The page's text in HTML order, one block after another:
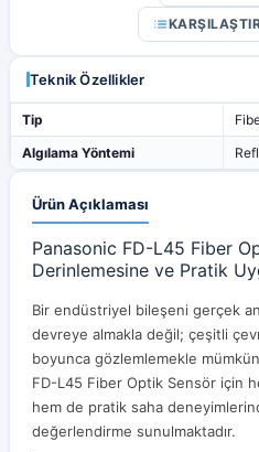
Teknik Özellikler
Tip
Algılama Yöntemi
Ürün Açıklaması
Panasonic FD-L45 Fiber
Derinlemesine ve Pratik
Bir endüstriyel bileşeni gerçek
devreye almakla değil; çeşitli
boyunca gözlemlemekle
FD-L45 Fiber Optik Sensör için
hem de pratik saha
değerlendirme sunulmaktadır.